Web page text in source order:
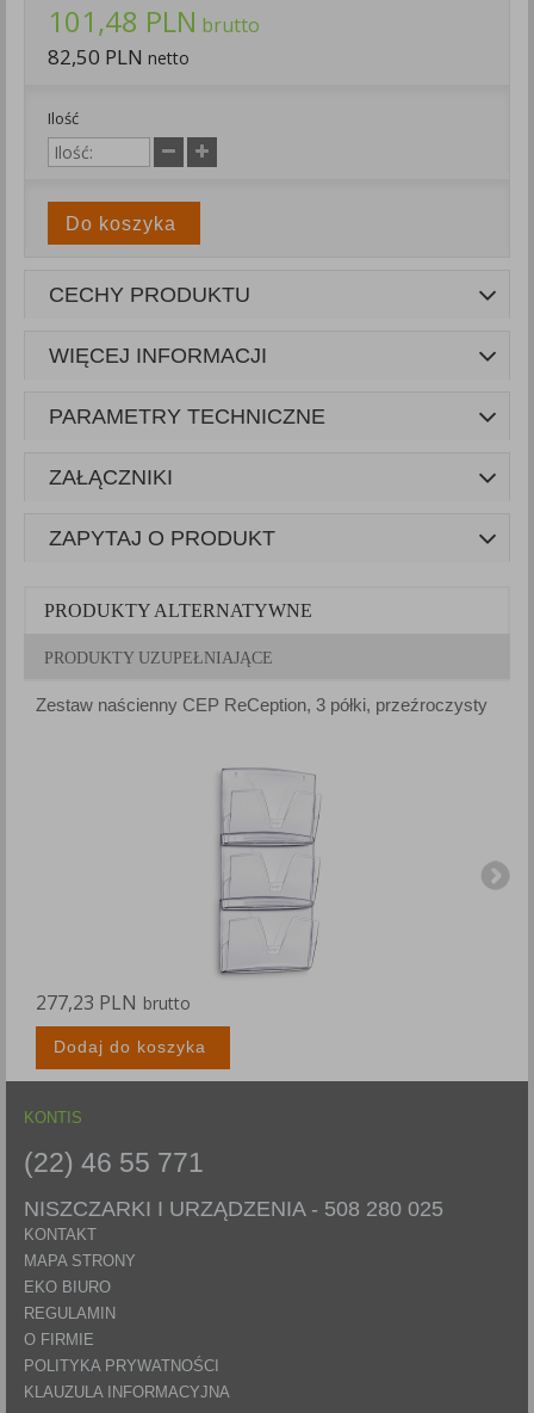
101,48 PLN brutto
82,50 PLN netto
Ilość
Do koszyka
CECHY PRODUKTU
WIĘCEJ INFORMACJI
PARAMETRY TECHNICZNE
ZAŁĄCZNIKI
ZAPYTAJ O PRODUKT
PRODUKTY ALTERNATYWNE
PRODUKTY UZUPEŁNIAJĄCE
Zestaw naścienny CEP ReCeption, 3 półki, przeźroczysty
277,23 PLN brutto
Dodaj do koszyka
KONTIS
(22) 46 55 771
NISZCZARKI I URZĄDZENIA - 508 280 025
KONTAKT
MAPA STRONY
EKO BIURO
REGULAMIN
O FIRMIE
POLITYKA PRYWATNOŚCI
KLAUZULA INFORMACYJNA